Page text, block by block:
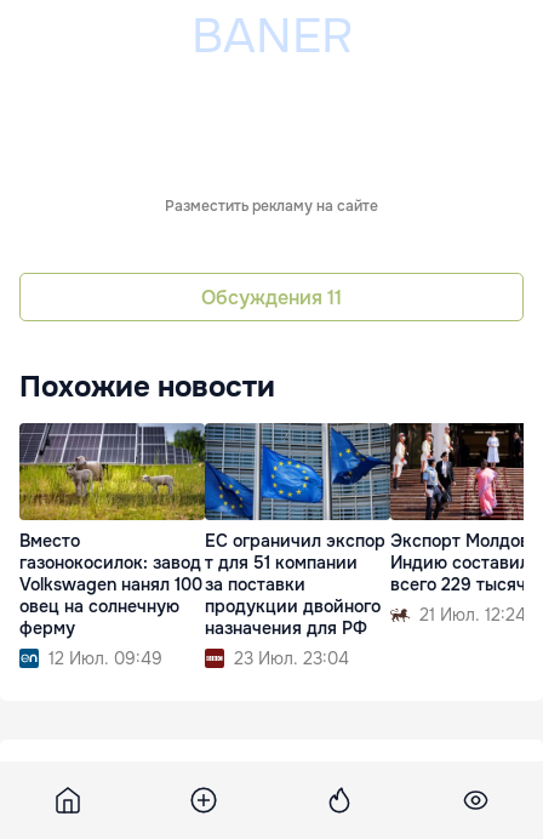
Разместить рекламу на сайте
Обсуждения 11
Похожие новости
Вместо
газонокосилок: завод
Volkswagen нанял 100
овец на солнечную
ферму
12 Июл. 09:49
ЕС ограничил экспор
т для 51 компании
за поставки
продукции двойного
назначения для РФ
23 Июл. 23:04
Экспорт
Индию составил
всего 229 тысяч
21 Июл. 12:24
Эксперты: ЧМ-2026 по